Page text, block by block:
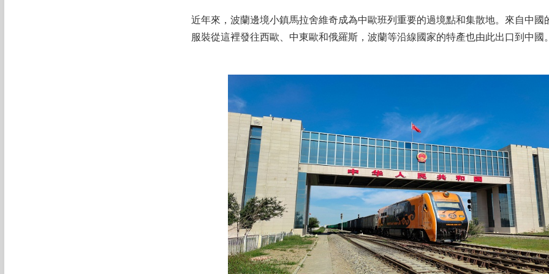
近年來，波蘭邊境小鎮馬拉舍維奇成為中歐班列重要的過境點和集散地。來自中國
服裝從這裡發往西歐、中東歐和俄羅斯，波蘭等沿線國家的特產也由此出口到中國